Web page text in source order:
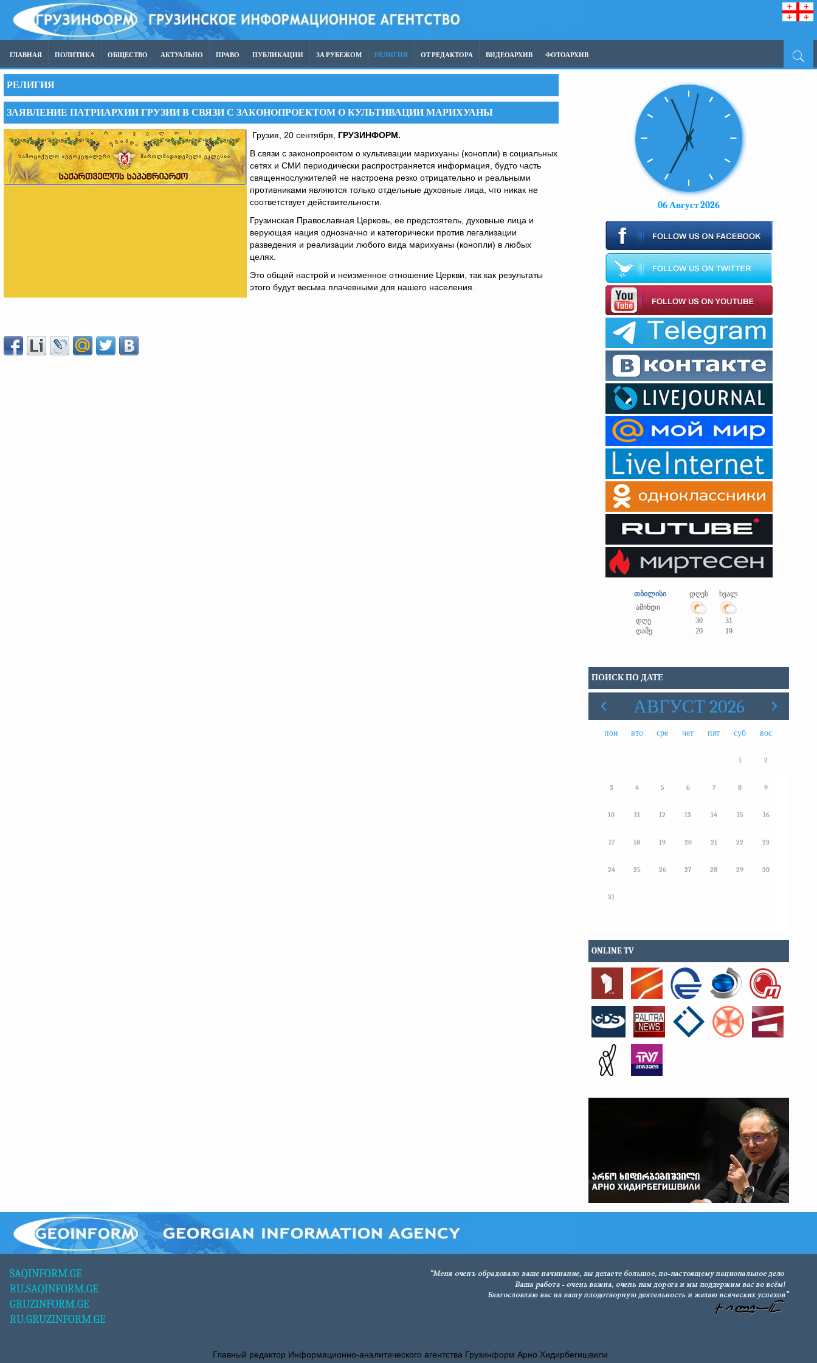
ГЛАВНАЯ ПОЛИТИКА ОБЩЕСТВО АКТУАЛЬНО ПРАВО ПУБЛИКАЦИИ ЗА РУБЕЖОМ РЕЛИГИЯ ОТ РЕДАКТОРА ВИДЕОАРХИВ ФОТОАРХИВ
РЕЛИГИЯ
ЗАЯВЛЕНИЕ ПАТРИАРХИИ ГРУЗИИ В СВЯЗИ С ЗАКОНОПРОЕКТОМ О КУЛЬТИВАЦИИ МАРИХУАНЫ
Грузия, 20 сентября, ГРУЗИНФОРМ.
В связи с законопроектом о культивации марихуаны (конопли) в социальных
сетях и СМИ периодически распространяется информация, будто часть
священнослужителей не настроена резко отрицательно и реальными
противниками являются только отдельные духовные лица, что никак не
соответствует действительности.
Грузинская Православная Церковь, ее предстоятель, духовные лица и
верующая нация однозначно и категорически против легализации
разведения и реализации любого вида марихуаны (конопли) в любых
целях.
Это общий настрой и неизменное отношение Церкви, так как результаты
этого будут весьма плачевными для нашего населения.
06 Август 2026
თბილისი დღეს
ხვალ
ამინდი
დღე
30
31
ღამე
20 19
ПОИСК ПО ДАТЕ
АВГУСТ 2026
пон вто сре чет пят суб вос
1 2
3 4 5 6 7 8 9
10 11 12 13 14 15 16
17 18 19 20 21 22 23
24 25 26 27 28 29 30
31
ONLINE TV
SAQINFORM.GE
RU.SAQINFORM.GE
GRUZINFORM.GE
RU.GRUZINFORM.GE
Главный редактор Информационно-аналитического агентства Грузинформ Арно Хидирбегишвили